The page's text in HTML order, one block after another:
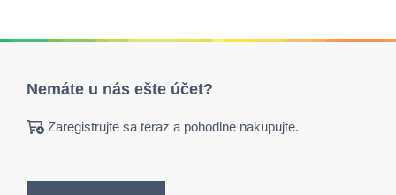
Nemáte u nás ešte účet?
Zaregistrujte sa teraz a pohodlne nakupujte.